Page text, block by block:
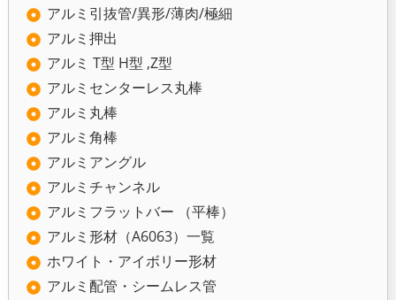
アルミ引抜管/異形/薄肉/極細
アルミ押出
アルミ T型 H型 ,Z型
アルミセンターレス丸棒
アルミ丸棒
アルミ角棒
アルミアングル
アルミチャンネル
アルミフラットバー （平棒）
アルミ形材（A6063）一覧
ホワイト・アイボリー形材
アルミ配管・シームレス管